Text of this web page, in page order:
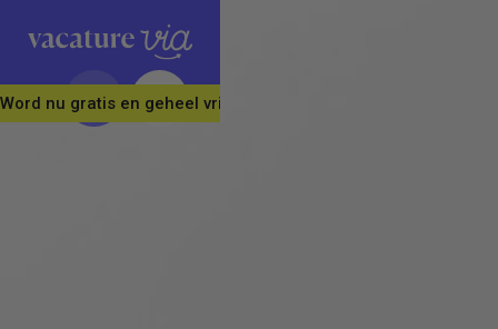
Word nu gratis en geheel vrijblijvend lid van ons Vacature Via